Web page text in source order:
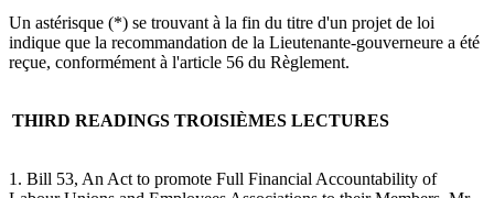
Un astérisque (*) se trouvant à la fin du titre d'un projet de loi
indique que la recommandation de la Lieutenante-gouverneure a été
reçue, conformément à l'article 56 du Règlement.
THIRD READINGS TROISIÈMES LECTURES
1. Bill 53, An Act to promote Full Financial Accountability of